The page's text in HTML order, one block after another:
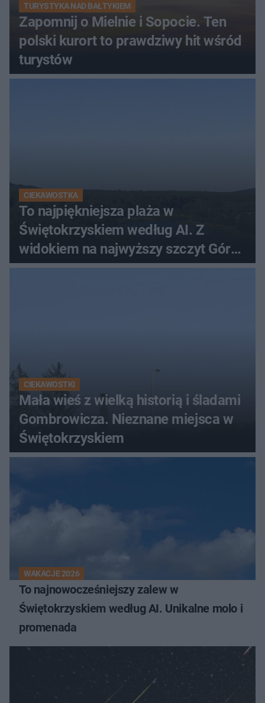
TURYSTYKA NAD BAŁTYKIEM
Zapomnij o Mielnie i Sopocie. Ten
polski kurort to prawdziwy hit wśród
turystów
CIEKAWOSTKA
To najpiękniejsza plaża w
Świętokrzyskiem według AI. Z
widokiem na najwyższy szczyt Gór
Świętokrzyskich
CIEKAWOSTKI
Mała wieś z wielką historią i śladami
Gombrowicza. Nieznane miejsca w
Świętokrzyskiem
WAKACJE 2026
To najnowocześniejszy zalew w
Świętokrzyskiem według AI. Unikalne molo i
promenada